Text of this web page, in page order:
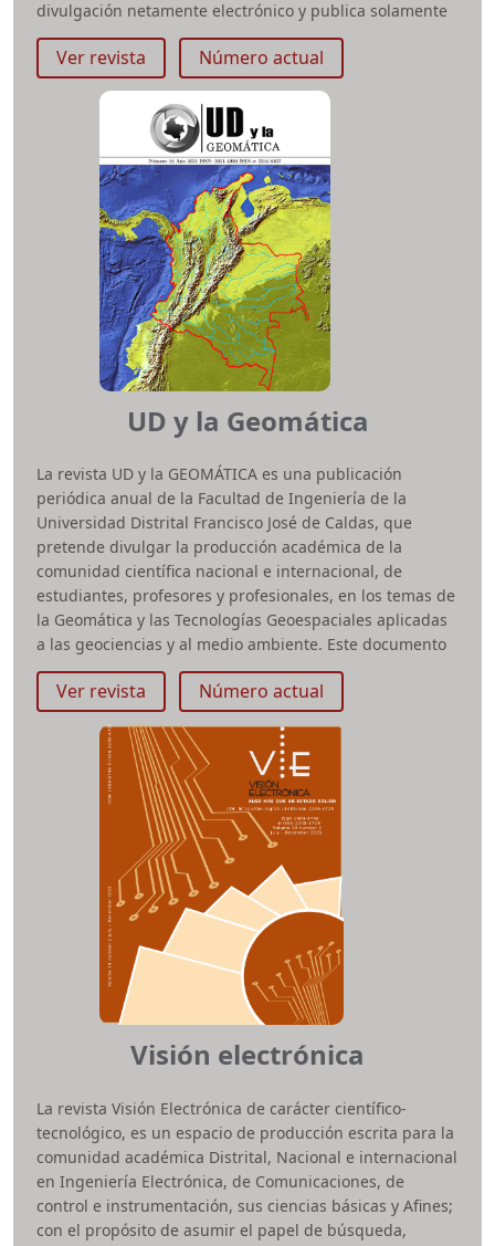
divulgación netamente electrónico y publica solamente
en idioma español.
e-ISSN:2248-762X
Periodicidad:
Semestral
Ingeniería
Ingeniería
redesingenieria.ud@correo.udistrital.edu.co
Ver revista Número actual
UD y la Geomática
La revista UD y la GEOMÁTICA es una publicación
periódica anual de la Facultad de Ingeniería de la
Universidad Distrital Francisco José de Caldas, que
pretende divulgar la producción académica de la
comunidad científica nacional e internacional, de
estudiantes, profesores y profesionales, en los temas de
la Geomática y las Tecnologías Geoespaciales aplicadas
a las geociencias y al medio ambiente. Este documento
tiene como propósito invitar a toda la comunidad
académica a publicar artículos producto de
investigaciones originales y, se constituye como la guía
para la elaboración y presentación de los mismos.
ISSN impreso:2011-4990
2344-8407
Anual
Área temática:Geomática, Tecnologías Geoespaciales,
geociencias, medio ambiente
Ingeniería
revista.geomatica@udistrital.edu.co
Ver revista Número actual
Visión electrónica
La revista Visión Electrónica de carácter científico-
tecnológico, es un espacio de producción escrita para la
comunidad académica Distrital, Nacional e internacional
en Ingeniería Electrónica, de Comunicaciones, de
control e instrumentación, sus ciencias básicas y Afines;
con el propósito de asumir el papel de búsqueda,